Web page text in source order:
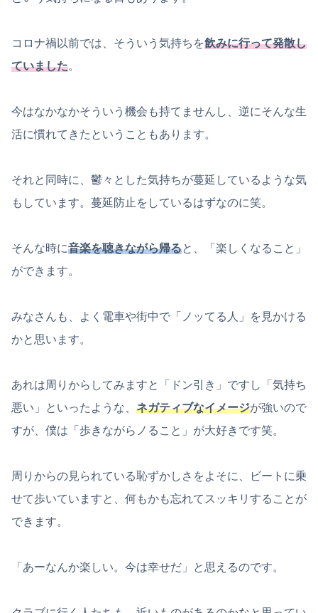
コロナ禍以前では、そういう気持ちを飲みに行って発散し
ていました。
今はなかなかそういう機会も持てませんし、逆にそんな生
活に慣れてきたということもあります。
それと同時に、鬱々とした気持ちが蔓延しているような気
もしています。蔓延防止をしているはずなのに笑。
そんな時に音楽を聴きながら帰ると、「楽しくなること」
ができます。
みなさんも、よく電車や街中で「ノッてる人」を見かける
かと思います。
あれは周りからしてみますと「ドン引き」ですし「気持ち
悪い」といったような、 ネガティブなイメージが強いので
すが、僕は「歩きながらノること」が大好きです笑。
周りからの見られている恥ずかしさをよそに、ビートに乗
せて歩いていますと、何もかも忘れてスッキリすることが
できます。
「あーなんか楽しい。今は幸せだ」と思えるのです。